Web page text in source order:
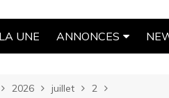
UNE ANNONCES
AUTOMOBILE
2026 juillet
2